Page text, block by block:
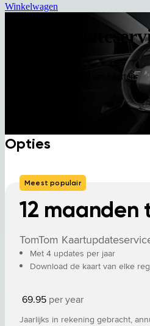
Winkelwagen
Toegang tot alle TomTom-kaarten
Opties
Meest populair
12 maanden
TomTom
Met 4 updates per jaar
Download de kaart van elke
69.95 per year
Jaarlijks in rekening gebracht,